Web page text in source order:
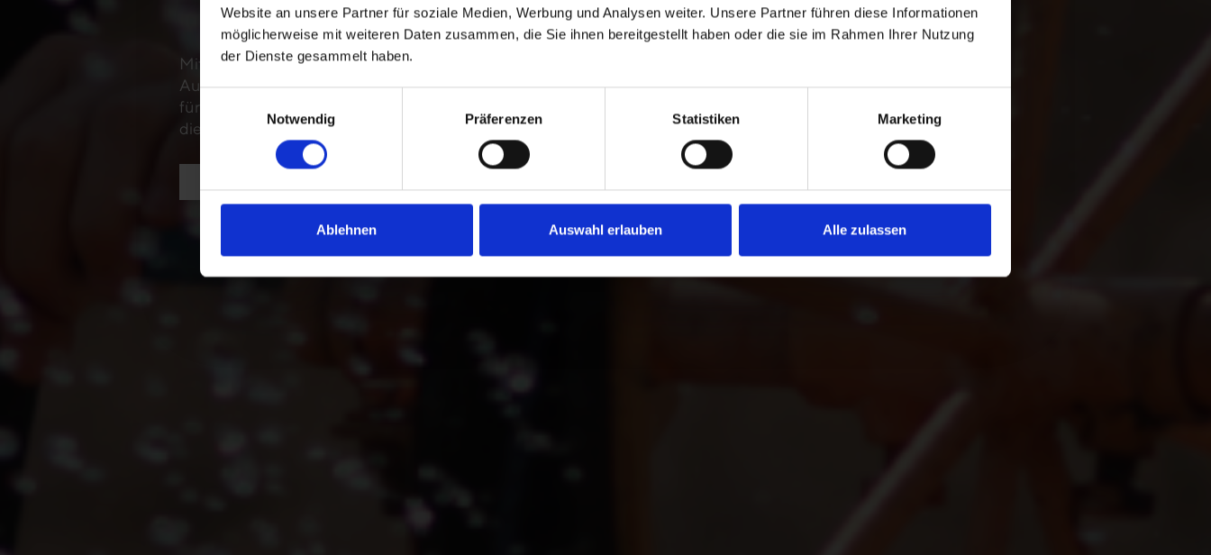
Website an unsere Partner für soziale Medien, Werbung und Analysen weiter. Unsere Partner führen diese Informationen
möglicherweise mit weiteren Daten zusammen, die Sie ihnen bereitgestellt haben oder die sie im Rahmen Ihrer Nutzung
der Dienste gesammelt haben.
Notwendig
Präferenzen Statistiken Marketing
Ablehnen Auswahl erlauben Alle zulassen
Mit Ihrer Online-Spende unterstützen Sie Menschen in Not. Sie haben die
Auswahl zwischen einer freien Spende und einer zweckgebundenen Spende
für ein bestimmtes Programm. Darüber hinaus können Sie im Spendenprozess
die gewünschte Zahlungsmethode wählen.